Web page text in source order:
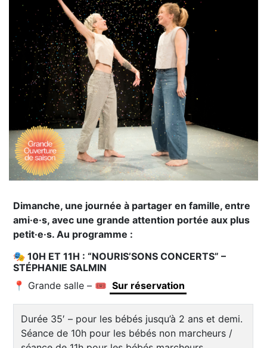
Dimanche, une journée à partager en famille, entre
ami·e·s, avec une grande attention portée aux plus
petit·e·s. Au programme :
🎭10H ET 11H : “NOURIS’SONS CONCERTS” –
STÉPHANIE SALMIN
📍 Grande salle – 🎟️ Sur réservation
Durée 35′ – pour les bébés jusqu’à 2 ans et demi.
Séance de 10h pour les bébés non marcheurs /